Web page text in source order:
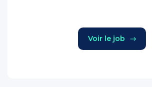
Voir le job